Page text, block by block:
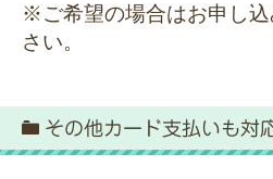
※ご希望の場合はお申し
さい。
その他カード支払いも対